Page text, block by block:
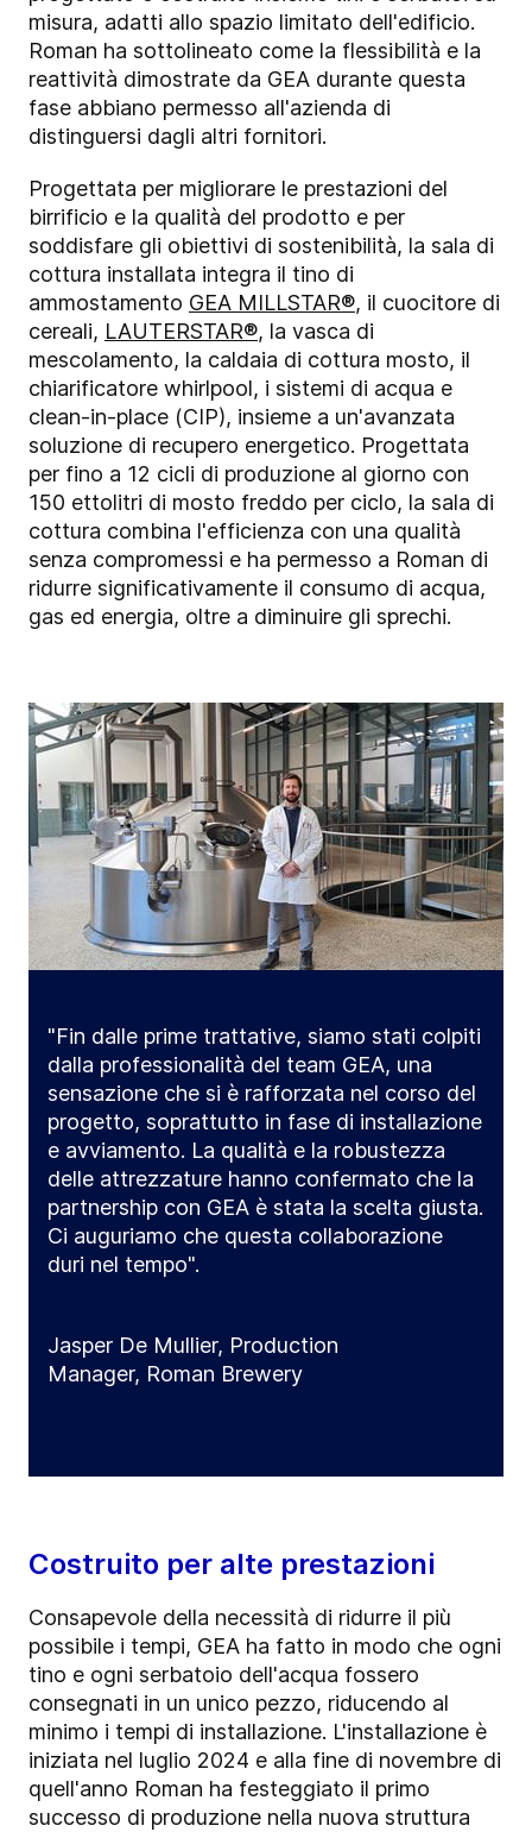
misura, adatti allo spazio limitato dell'edificio.
Roman ha sottolineato come la flessibilità e la
reattività dimostrate da GEA durante questa
fase abbiano permesso all'azienda di
distinguersi dagli altri fornitori.
Progettata per migliorare le prestazioni del
birrificio e la qualità del prodotto e per
soddisfare gli obiettivi di sostenibilità, la sala di
cottura installata integra il tino di
ammostamento GEA MILLSTAR®, il cuocitore di
cereali, LAUTERSTAR®, la vasca di
mescolamento, la caldaia di cottura mosto, il
chiarificatore whirlpool, i sistemi di acqua e
clean-in-place (CIP), insieme a un'avanzata
soluzione di recupero energetico. Progettata
per fino a 12 cicli di produzione al giorno con
150 ettolitri di mosto freddo per ciclo, la sala di
cottura combina l'efficienza con una qualità
senza compromessi e ha permesso a Roman di
ridurre significativamente il consumo di acqua,
gas ed energia, oltre a diminuire gli sprechi.
"Fin dalle prime trattative, siamo stati colpiti
dalla professionalità del team GEA, una
sensazione che si è rafforzata nel corso del
progetto, soprattutto in fase di installazione
e avviamento. La qualità e la robustezza
delle attrezzature hanno confermato che la
partnership con GEA è stata la scelta giusta.
Ci auguriamo che questa collaborazione
duri nel tempo".
Jasper De Mullier, Production
Manager, Roman Brewery
Costruito per alte prestazioni
Consapevole della necessità di ridurre il più
possibile i tempi, GEA ha fatto in modo che ogni
tino e ogni serbatoio dell'acqua fossero
consegnati in un unico pezzo, riducendo al
minimo i tempi di installazione. L'installazione è
iniziata nel luglio 2024 e alla fine di novembre di
quell'anno Roman ha festeggiato il primo
successo di produzione nella nuova struttura